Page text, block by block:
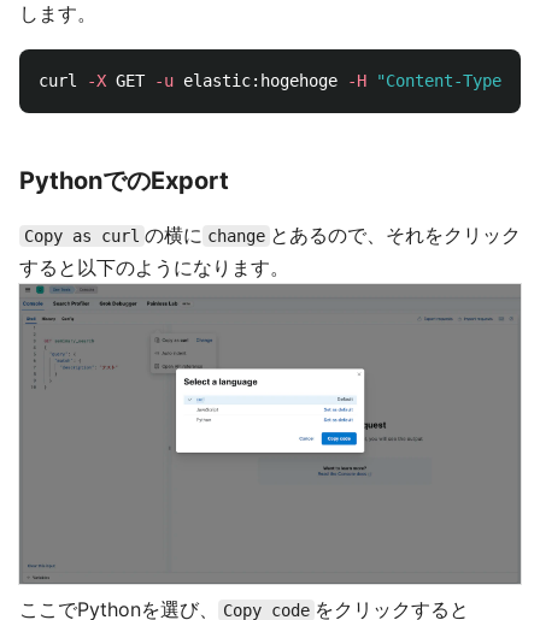
します。
curl -X GET -u elastic:hogehoge -H "Content-Type:
PythonでのExport
Copy as curl の横に change とあるので、それをクリック
すると以下のようになります。
ここでPythonを選び、 Copy code をクリックすると